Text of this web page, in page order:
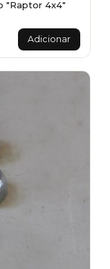
"Raptor 4x4"
Adicionar